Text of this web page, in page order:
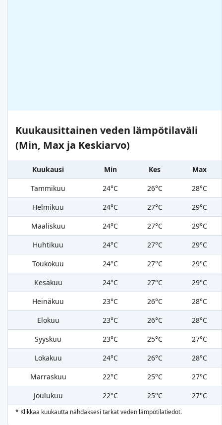
Kuukausittainen veden lämpötilaväli
(Min, Max ja Keskiarvo)
Kuukausi Min Kes
Max
Tammikuu
24°C 26°C
28°C
Helmikuu
24°C 27°C
29°C
Maaliskuu
24°C 27°C
29°C
Huhtikuu
24°C 27°C
29°C
Toukokuu
24°C 27°C
29°C
Kesäkuu
24°C 27°C
29°C
Heinäkuu
23°C 26°C
28°C
Elokuu
23°C 26°C
28°C
Syyskuu
23°C 25°C
27°C
Lokakuu
24°C 26°C
28°C
Marraskuu
22°C 25°C
27°C
Joulukuu
22°C 25°C 27°C
* Klikkaa kuukautta nähdäksesi tarkat veden lämpötilatiedot.